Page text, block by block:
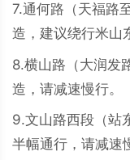
7.通何路（天福路
造，建议绕行米山
8.横山路（大润发
造，请减速慢行。
9.文山路西段（站
半幅通行，请减速